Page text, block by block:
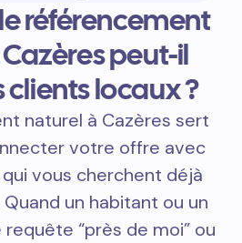
référencement
peut-il
locaux ?
naturel à Cazères sert
votre offre avec
vous cherchent déjà
un habitant ou un
“près de moi” ou